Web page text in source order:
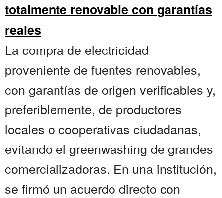
totalmente renovable con garantías
reales
La compra de electricidad
proveniente de fuentes renovables,
con garantías de origen verificables y,
preferiblemente, de productores
locales o cooperativas ciudadanas,
evitando el greenwashing de grandes
comercializadoras. En una institución,
se firmó un acuerdo directo con